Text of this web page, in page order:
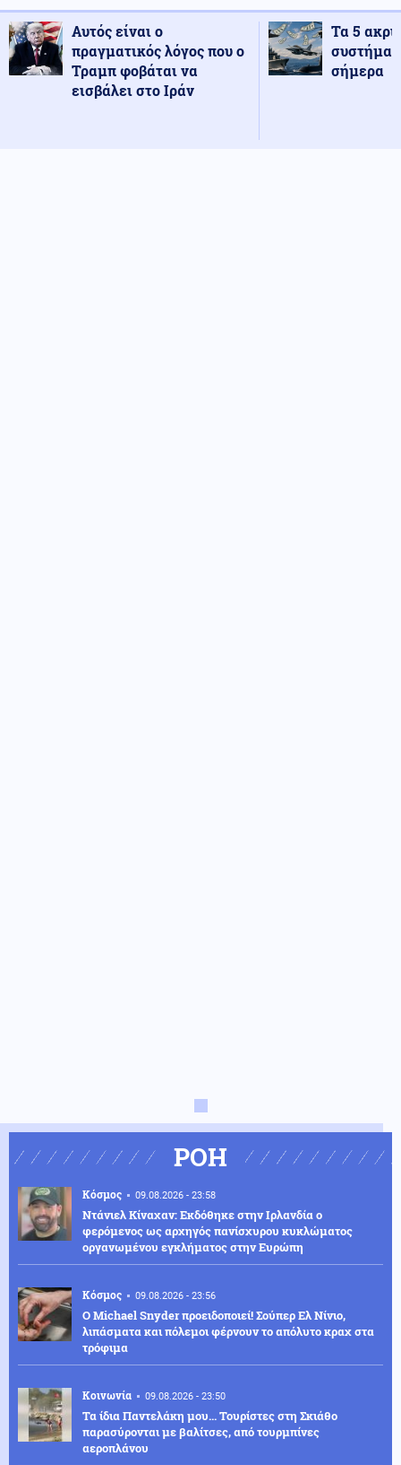
Αυτός είναι ο
πραγματικός λόγος που ο
Τραμπ φοβάται να
εισβάλει στο Ιράν
Τα 5
σήμερα
ΡΟΗ
Κόσμος 09.08.2026 - 23:58
Ντάνιελ Κίναχαν: Εκδόθηκε στην Ιρλανδία ο
φερόμενος ως αρχηγός πανίσχυρου κυκλώματος
οργανωμένου εγκλήματος στην Ευρώπη
Κόσμος 09.08.2026 - 23:56
Ο Michael Snyder προειδοποιεί! Σούπερ Ελ Νίνιο,
λιπάσματα και πόλεμοι φέρνουν το απόλυτο κραχ στα
τρόφιμα
Κοινωνία 09.08.2026 - 23:50
Τα ίδια Παντελάκη μου... Τουρίστες στη Σκιάθο
παρασύρονται με βαλίτσες, από τουρμπίνες
αεροπλάνου